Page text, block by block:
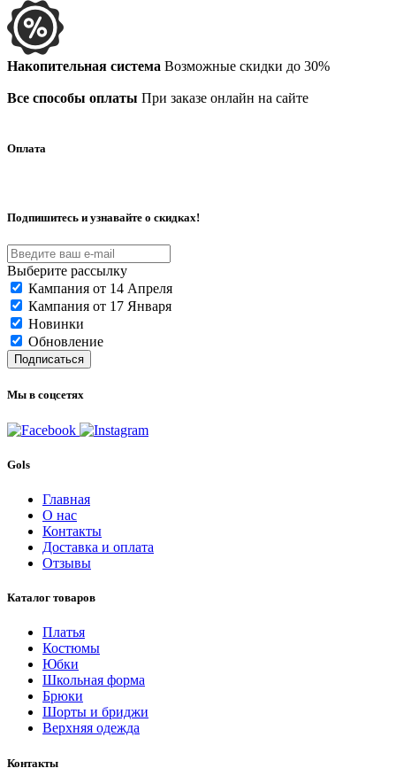
Накопительная система Возможные скидки до 30%
Все способы оплаты При заказе онлайн на сайте
Оплата
Подпишитесь и узнавайте о скидках!
Выберите рассылку
Кампания от 14 Апреля
Кампания от 17 Января
Новинки
Обновление
Подписаться
Мы в соцсетях
Gols
Главная
О нас
Контакты
Доставка и оплата
Отзывы
Каталог товаров
Платья
Костюмы
Юбки
Школьная форма
Брюки
Шорты и бриджи
Верхняя одежда
Контакты